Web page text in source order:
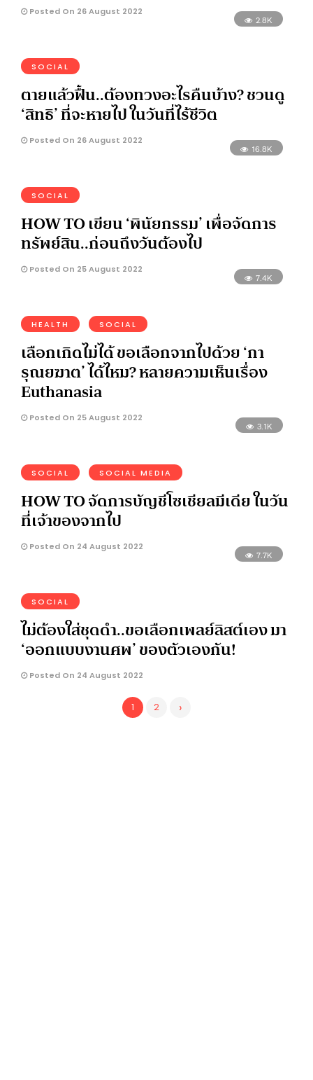
Posted On 26 August 2022
2.8K
SOCIAL
ตายแล้วฟื้น..ต้องทวงอะไรคืนบ้าง? ชวนดู
‘สิทธิ’ ที่จะหายไป ในวันที่ไร้ชีวิต
Posted On 26 August 2022
16.8K
SOCIAL
HOW TO เขียน ‘พินัยกรรม’ เพื่อจัดการ
ทรัพย์สิน..ก่อนถึงวันต้องไป
Posted On 25 August 2022
7.4K
HEALTH SOCIAL
เลือกเกิดไม่ได้ ขอเลือกจากไปด้วย ‘กา
รุณยฆาต’ ได้ไหม? หลายความเห็นเรื่อง
Euthanasia
Posted On 25 August 2022
3.1K
SOCIAL SOCIAL MEDIA
HOW TO จัดการบัญชีโซเชียลมีเดีย ในวัน
ที่เจ้าของจากไป
Posted On 24 August 2022
7.7K
SOCIAL
ไม่ต้องใส่ชุดดำ..ขอเลือกเพลย์ลิสต์เอง มา
‘ออกแบบงานศพ’ ของตัวเองกัน!
Posted On 24 August 2022
1 2 ›